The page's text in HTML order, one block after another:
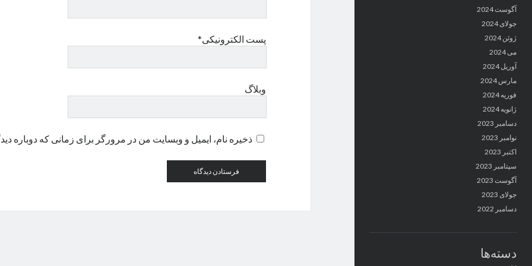
آگوست 2024
جولای 2024
ژوئن 2024
می 2024
آوریل 2024
مارس 2024
فوریه 2024
ژانویه 2024
دسامبر 2023
نوامبر 2023
اکتبر 2023
سپتامبر 2023
آگوست 2023
جولای 2023
دسامبر 2022
دسته‌ها
پست الکترونیکی*
وبلاگ
ذخیره نام، ایمیل و وبسایت من در مرورگر برای زمانی که دوباره